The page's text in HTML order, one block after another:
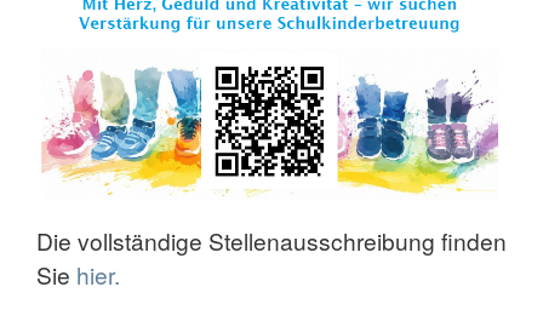
Die vollständige Stellenausschreibung finden
Sie hier.